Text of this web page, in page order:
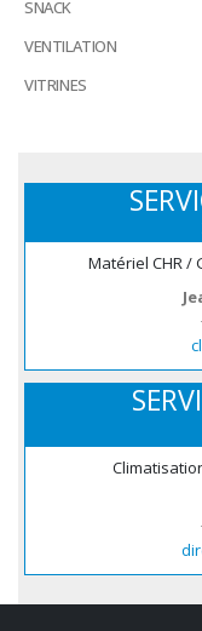
SNACK
VENTILATION
VITRINES
Matériel CHR /